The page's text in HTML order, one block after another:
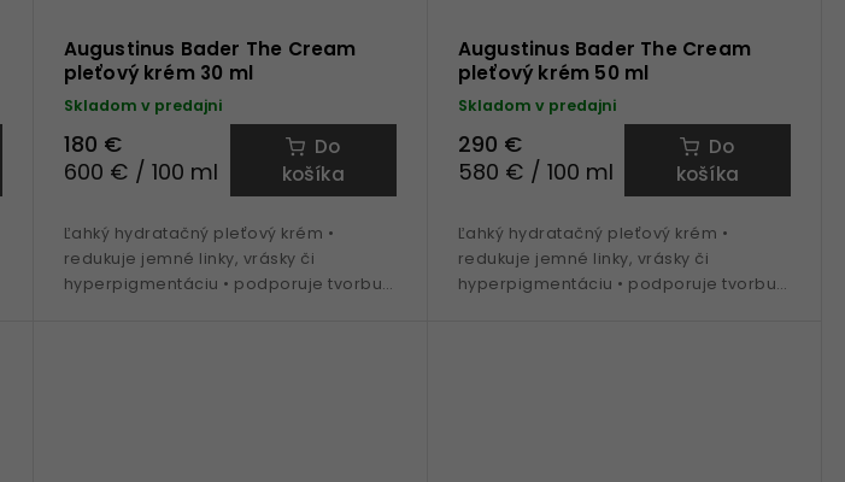
Augustinus Bader The Cream
pleťový krém 30 ml
Skladom v predajni
180 €
600 € / 100 ml
Do
košíka
Ľahký hydratačný pleťový krém •
redukuje jemné linky, vrásky či
hyperpigmentáciu • podporuje tvorbu
Augustinus Bader The Cream
pleťový krém 50 ml
Skladom v predajni
290 €
580 € / 100 ml
Do
košíka
Ľahký hydratačný pleťový krém •
redukuje jemné linky, vrásky či
hyperpigmentáciu • podporuje tvorbu